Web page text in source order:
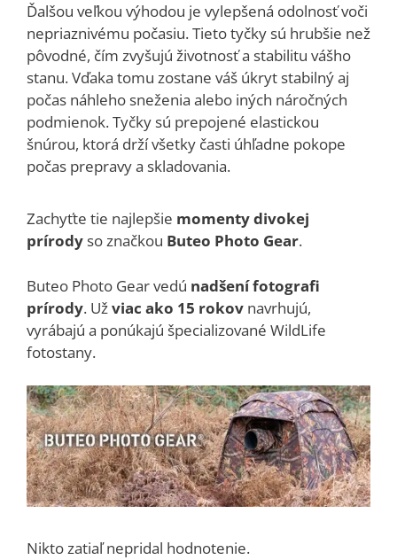
Ďalšou veľkou výhodou je vylepšená odolnosť voči
nepriaznivému počasiu. Tieto tyčky sú hrubšie než
pôvodné, čím zvyšujú životnosť a stabilitu vášho
stanu. Vďaka tomu zostane váš úkryt stabilný aj
počas náhleho sneženia alebo iných náročných
podmienok. Tyčky sú prepojené elastickou
šnúrou, ktorá drží všetky časti úhľadne pokope
počas prepravy a skladovania.
Zachyťte tie najlepšie momenty divokej
prírody so značkou Buteo Photo Gear.
Buteo Photo Gear vedú nadšení fotografi
prírody. Užviac ako 15 rokov navrhujú,
vyrábajú a ponúkajú špecializované WildLife
fotostany.
Nikto zatiaľ nepridal hodnotenie.